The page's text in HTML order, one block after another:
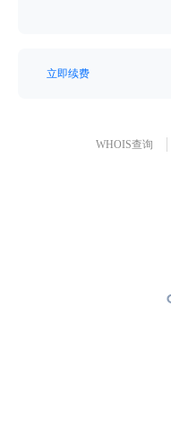
立即续费
WHOIS查询